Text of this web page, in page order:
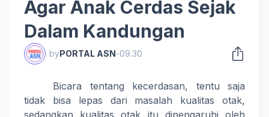
Agar Anak Cerdas Sejak
Dalam Kandungan
byPORTAL ASN-09.30
Bicara tentang kecerdasan, tentu saja
tidak bisa lepas dari masalah kualitas otak,
sedangkan kualitas otak itu dipengaruhi oleh